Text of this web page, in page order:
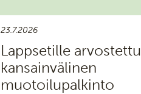
23.7.2026
Lappsetille arvostettu
kansainvälinen
muotoilupalkinto